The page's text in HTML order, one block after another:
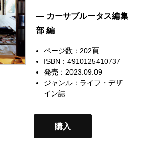
— カーサブルータス編集
部 編
ページ数：202頁
ISBN：4910125410737
発売：2023.09.09
ジャンル： ライフ・デザ
イン誌
購入